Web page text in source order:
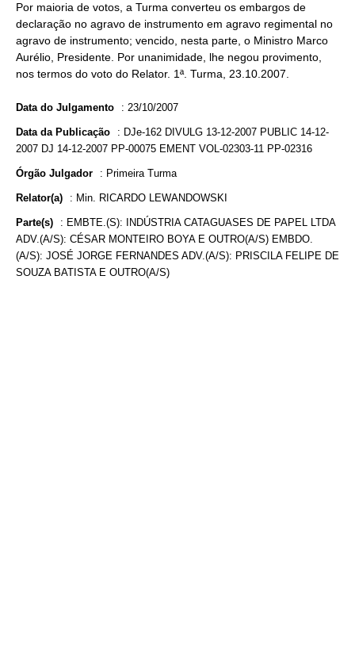
Por maioria de votos, a Turma converteu os embargos de
declaração no agravo de instrumento em agravo regimental no
agravo de instrumento; vencido, nesta parte, o Ministro Marco
Aurélio, Presidente. Por unanimidade, lhe negou provimento,
nos termos do voto do Relator. 1ª. Turma, 23.10.2007.
Data do Julgamento : 23/10/2007
Data da Publicação : DJe-162 DIVULG 13-12-2007 PUBLIC 14-12-
2007 DJ 14-12-2007 PP-00075 EMENT VOL-02303-11 PP-02316
Órgão Julgador : Primeira Turma
Relator(a) : Min. RICARDO LEWANDOWSKI
Parte(s) : EMBTE.(S): INDÚSTRIA CATAGUASES DE PAPEL LTDA
ADV.(A/S): CÉSAR MONTEIRO BOYA E OUTRO(A/S) EMBDO.
(A/S): JOSÉ JORGE FERNANDES ADV.(A/S): PRISCILA FELIPE DE
SOUZA BATISTA E OUTRO(A/S)